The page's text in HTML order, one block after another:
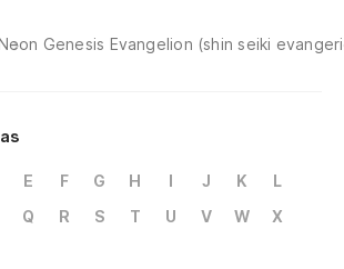
Genesis Evangelion (shin seiki
E F G H I J K
L
Q R S T U V W
X